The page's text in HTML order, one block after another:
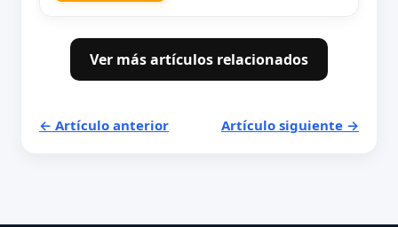
Ver más artículos relacionados
← Artículo anterior Artículo siguiente →